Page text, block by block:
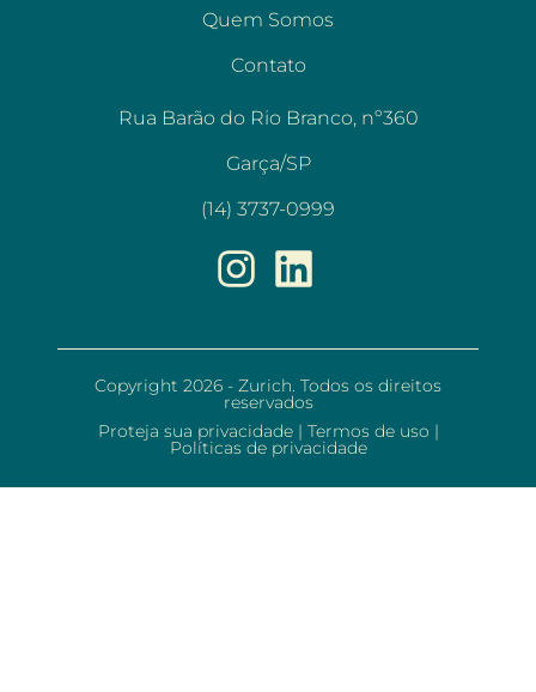
Quem Somos
Contato
Rua Barão do Rio Branco, nº360
Garça/SP
(14) 3737-0999
Copyright 2026 - Zurich. Todos os direitos
reservados
Proteja sua privacidade | Termos de uso |
Políticas de privacidade